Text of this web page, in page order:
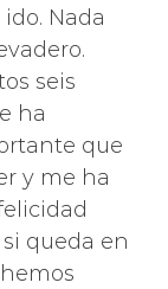
Nada
seis
ha
que
y me ha
queda en